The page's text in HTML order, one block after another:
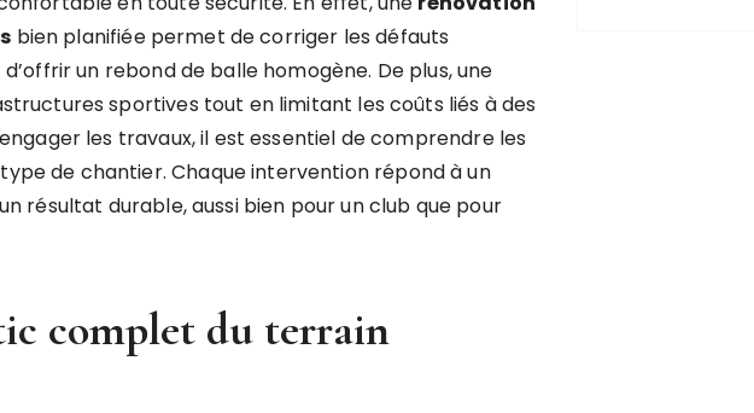
bien planifiée permet de corriger les défauts
un rebond de balle homogène. De plus, une
sportives tout en limitant les coûts liés à des
les travaux, il est essentiel de comprendre les
de chantier. Chaque intervention répond à un
résultat durable, aussi bien pour un club que pour
complet du terrain